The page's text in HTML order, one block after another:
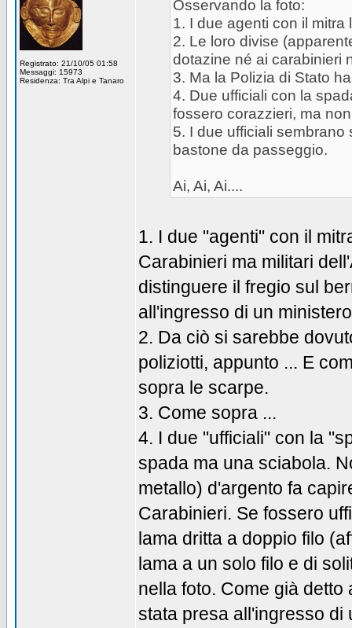
Registrato: 21/10/05 01:58
Messaggi: 15973
Residenza: Tra Alpi e Tanaro
Osservando la foto:
1. I due agenti con il
2. Le loro divise
dotazine né ai carabinieri
3. Ma la Polizia di Stato
4. Due ufficiali con la
fossero corazzieri, ma
5. I due ufficiali
bastone da passeggio.
Ai, Ai, Ai....
1. I due "agenti" con il
Carabinieri ma militari
distinguere il fregio sul
all'ingresso di un
2. Da ciò si sarebbe
poliziotti, appunto ... E
sopra le scarpe.
3. Come sopra ...
4. I due "ufficiali" con la
spada ma una sciabola.
metallo) d'argento fa
Carabinieri. Se fossero
lama dritta a doppio filo
lama a un solo filo e di
nella foto. Come già
stata presa all'ingresso di